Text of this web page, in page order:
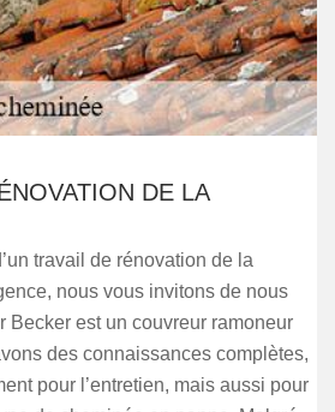
DE LA
travail de rénovation de la
nous vous invitons de nous
Becker est un couvreur ramoneur
des connaissances complètes,
pour l’entretien, mais aussi pour